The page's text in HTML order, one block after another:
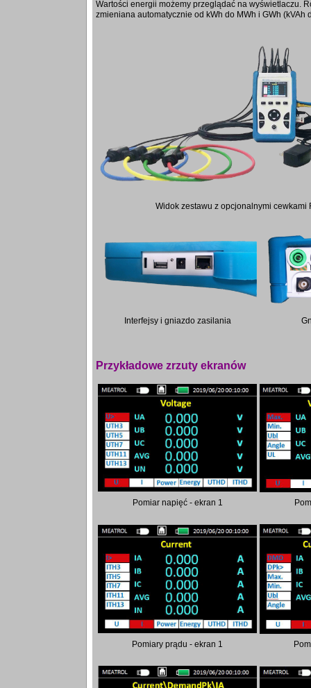
Wartości energii możemy przeglądać na wyświetlaczu.
zmieniana automatycznie od kWh do MWh i GWh (kVAh
Widok zestawu z opcjonalnymi cewkami
Interfejsy i gniazdo zasilania
Przykładowe zrzuty ekranów
Pomiar napięć - ekran 1
Pomiary prądu - ekran 1